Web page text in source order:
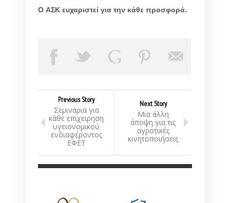
Ο ΑΣΚ ευχαριστεί για την κάθε προσφορά.
Previous Story
Σεμινάρια για
κάθε επιχειρηση
υγειονομικού
ενδιαφέροντος
ΕΦΕΤ
Next Story
Μια άλλη
άποψη για τις
αγροτικές
κινητοποιήσεις